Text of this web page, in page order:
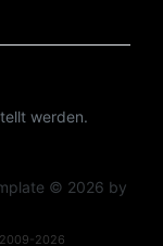
werden.
© 2026 by
2026